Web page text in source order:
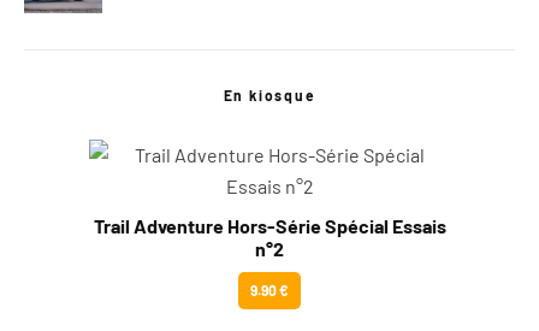
En kiosque
Trail Adventure Hors-Série Spécial Essais
n°2
9.90 €